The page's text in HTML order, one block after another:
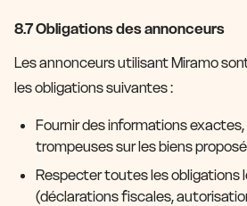
8.7 Obligations des annonceurs
Les annonceurs utilisant Miramo
les obligations suivantes :
Fournir des informations exactes,
trompeuses sur les biens
Respecter toutes les obligations
(déclarations fiscales,